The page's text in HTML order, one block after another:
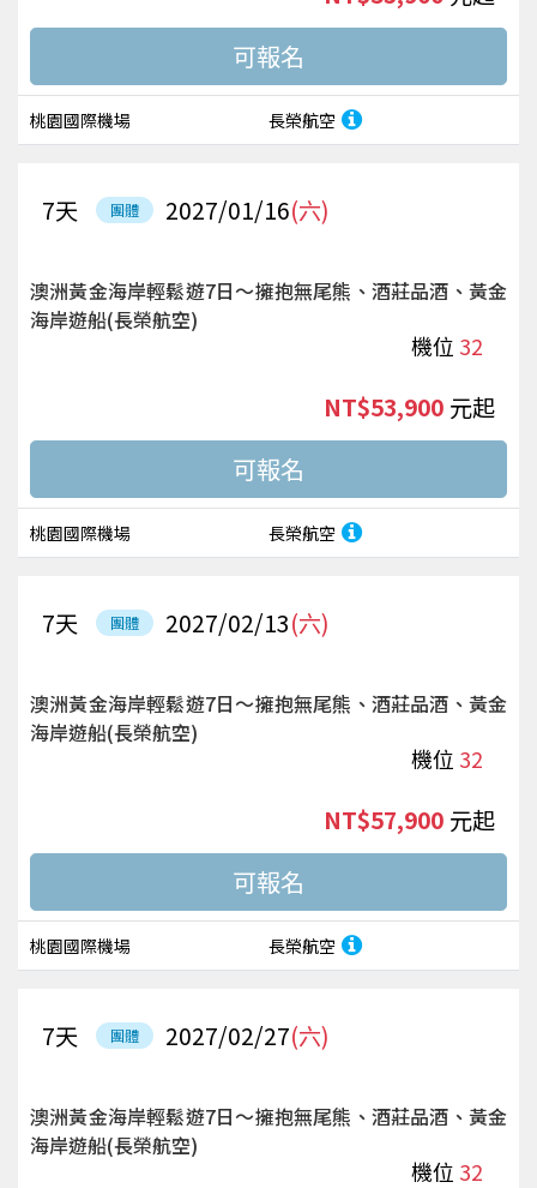
桃園國際機場 長榮航空
團體 2027/01/16(六)
7天
澳洲黃金海岸輕鬆遊7日～擁抱無尾熊、酒莊品酒、黃金
海岸遊船(長榮航空)
機位 32
桃園國際機場 長榮航空
NT$53,900 起
團體 2027/02/13(六)
7天
澳洲黃金海岸輕鬆遊7日～擁抱無尾熊、酒莊品酒、黃金
海岸遊船(長榮航空)
機位 32
桃園國際機場 長榮航空
NT$57,900 起
團體 2027/02/27(六)
7天
澳洲黃金海岸輕鬆遊7日～擁抱無尾熊、酒莊品酒、黃金
海岸遊船(長榮航空)
機位 32